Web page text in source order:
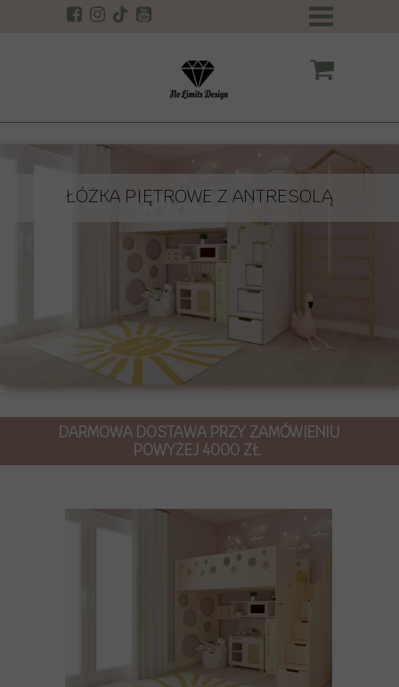
DARMOWA DOSTAWA PRZY ZAMÓWIENIU
POWYŻEJ 4000 ZŁ
ŁÓŻKA PIĘTROWE Z ANTRESOLĄ